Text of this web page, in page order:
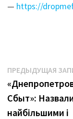
— https://
по
записям
ПРЕДЫДУЩАЯ
Сбыт»:
найбільшими і